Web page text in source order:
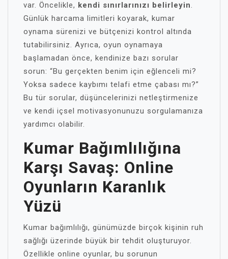
var. Öncelikle, kendi sınırlarınızı belirleyin.
Günlük harcama limitleri koyarak, kumar
oynama sürenizi ve bütçenizi kontrol altında
tutabilirsiniz. Ayrıca, oyun oynamaya
başlamadan önce, kendinize bazı sorular
sorun: “Bu gerçekten benim için eğlenceli mi?
Yoksa sadece kaybımı telafi etme çabası mı?”
Bu tür sorular, düşüncelerinizi netleştirmenize
ve kendi içsel motivasyonunuzu sorgulamanıza
yardımcı olabilir.
Kumar Bağımlılığına
Karşı Savaş: Online
Oyunların Karanlık
Yüzü
Kumar bağımlılığı, günümüzde birçok kişinin ruh
sağlığı üzerinde büyük bir tehdit oluşturuyor.
Özellikle online oyunlar, bu sorunun